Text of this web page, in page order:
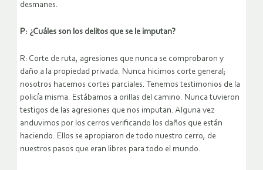
desmanes.
P: ¿Cuáles son los delitos que se le imputan?
R: Corte de ruta, agresiones que nunca se comprobaron y
daño a la propiedad privada. Nunca hicimos corte general;
nosotros hacemos cortes parciales. Tenemos testimonios de la
policía misma. Estábamos a orillas del camino. Nunca tuvieron
testigos de las agresiones que nos imputan. Alguna vez
anduvimos por los cerros verificando los daños que están
haciendo. Ellos se apropiaron de todo nuestro cerro, de
nuestros pasos que eran libres para todo el mundo.